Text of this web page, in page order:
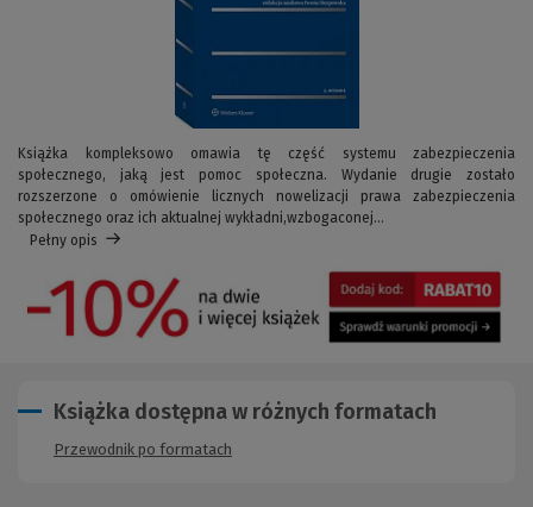
Książka kompleksowo omawia tę część systemu zabezpieczenia
społecznego, jaką jest pomoc społeczna. Wydanie drugie zostało
rozszerzone o omówienie licznych nowelizacji prawa zabezpieczenia
społecznego oraz ich aktualnej wykładni,wzbogaconej...
Pełny opis
Książka dostępna w różnych formatach
Przewodnik po formatach